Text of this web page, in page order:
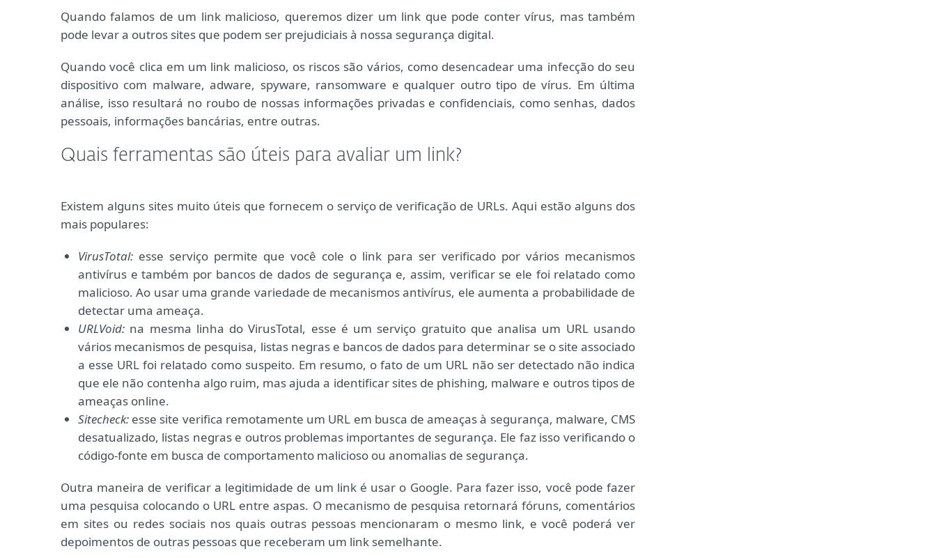
Quando falamos de um link malicioso, queremos dizer um link que pode conter vírus, mas também
pode levar a outros sites que podem ser prejudiciais à nossa segurança digital.
Quando você clica em um link malicioso, os riscos são vários, como desencadear uma infecção do seu
dispositivo com malware, adware, spyware, ransomware e qualquer outro tipo de vírus. Em última
análise, isso resultará no roubo de nossas informações privadas e confidenciais, como senhas, dados
pessoais, informações bancárias, entre outras.
Quais ferramentas são úteis para avaliar um link?
Existem alguns sites muito úteis que fornecem o serviço de verificação de URLs. Aqui estão alguns dos
mais populares:
VirusTotal: esse serviço permite que você cole o link para ser verificado por vários mecanismos
antivírus e também por bancos de dados de segurança e, assim, verificar se ele foi relatado como
malicioso. Ao usar uma grande variedade de mecanismos antivírus, ele aumenta a probabilidade de
detectar uma ameaça.
URLVoid: na mesma linha do VirusTotal, esse é um serviço gratuito que analisa um URL usando
vários mecanismos de pesquisa, listas negras e bancos de dados para determinar se o site associado
a esse URL foi relatado como suspeito. Em resumo, o fato de um URL não ser detectado não indica
que ele não contenha algo ruim, mas ajuda a identificar sites de phishing, malware e outros tipos de
ameaças online.
Sitecheck: esse site verifica remotamente um URL em busca de ameaças à segurança, malware, CMS
desatualizado, listas negras e outros problemas importantes de segurança. Ele faz isso verificando o
código-fonte em busca de comportamento malicioso ou anomalias de segurança.
Outra maneira de verificar a legitimidade de um link é usar o Google. Para fazer isso, você pode fazer
uma pesquisa colocando o URL entre aspas. O mecanismo de pesquisa retornará fóruns, comentários
em sites ou redes sociais nos quais outras pessoas mencionaram o mesmo link, e você poderá ver
depoimentos de outras pessoas que receberam um link semelhante.